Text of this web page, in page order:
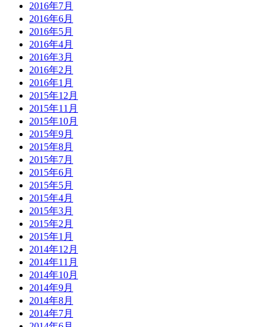
2016年7月
2016年6月
2016年5月
2016年4月
2016年3月
2016年2月
2016年1月
2015年12月
2015年11月
2015年10月
2015年9月
2015年8月
2015年7月
2015年6月
2015年5月
2015年4月
2015年3月
2015年2月
2015年1月
2014年12月
2014年11月
2014年10月
2014年9月
2014年8月
2014年7月